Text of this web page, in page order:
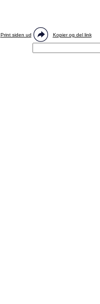
Print siden ud Kopier og del link